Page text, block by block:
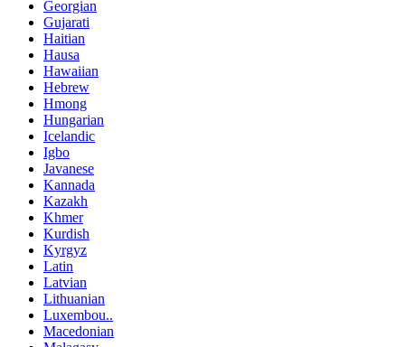
Georgian
Gujarati
Haitian
Hausa
Hawaiian
Hebrew
Hmong
Hungarian
Icelandic
Igbo
Javanese
Kannada
Kazakh
Khmer
Kurdish
Kyrgyz
Latin
Latvian
Lithuanian
Luxembou..
Macedonian